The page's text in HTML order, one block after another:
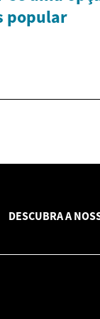
popular
DESCUBRA A